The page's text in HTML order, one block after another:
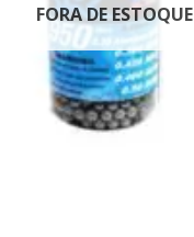
FORA DE ESTOQUE